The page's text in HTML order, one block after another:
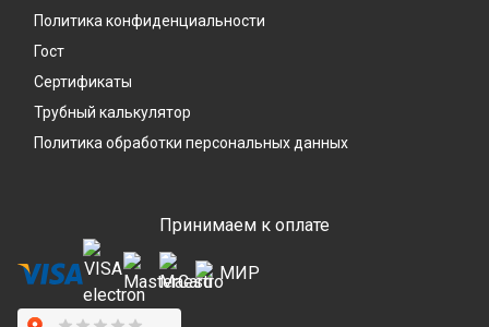
Политика конфиденциальности
Гост
Сертификаты
Трубный калькулятор
Политика обработки персональных данных
Принимаем к оплате